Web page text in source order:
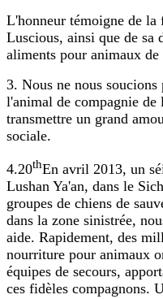
L'honneur témoigne de la
Luscious, ainsi que de sa
aliments pour animaux
3. Nous ne nous soucions
l'animal de compagnie
transmettre un grand
sociale.
4.20thEn avril 2013, un
Lushan Ya'an, dans le
groupes de chiens de
dans la zone sinistrée,
aide. Rapidement, des
nourriture pour animaux
équipes de secours,
ces fidèles compagnons.